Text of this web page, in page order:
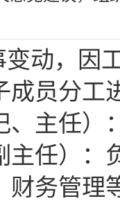
变动，因
成员分工
、主任
主任）：
财务管理